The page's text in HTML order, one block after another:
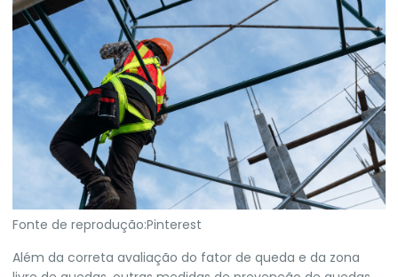
Fonte de reprodução:Pinterest
Além da correta avaliação do fator de queda e da zona